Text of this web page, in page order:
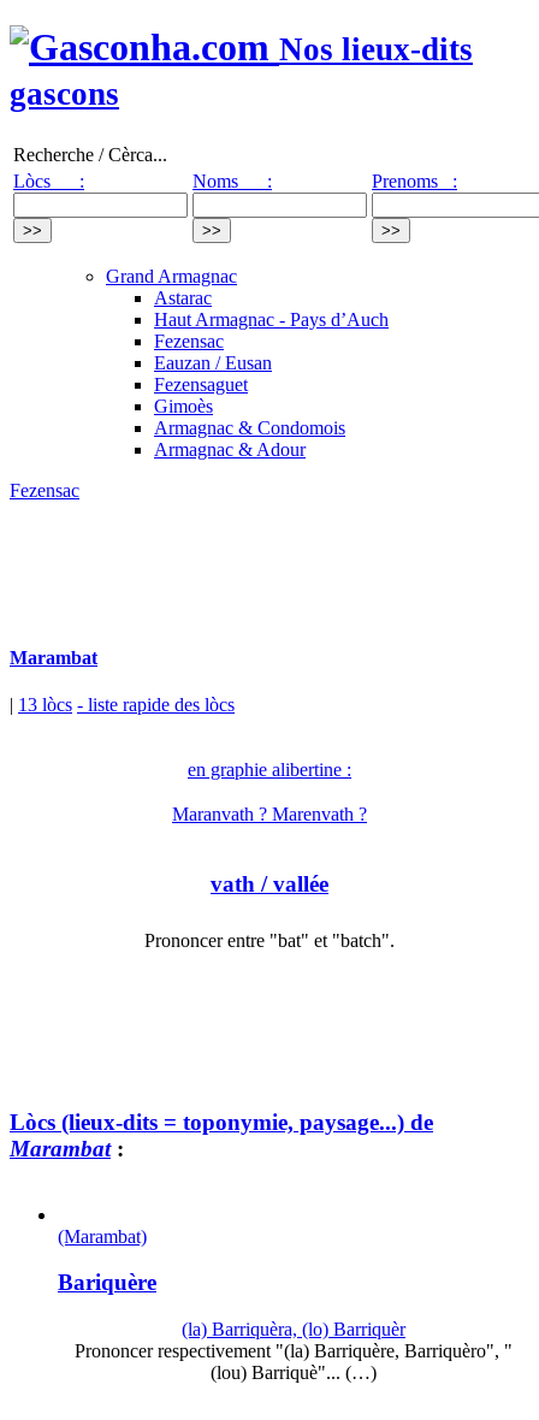
Nos lieux-dits
gascons
Recherche / Cèrca...
Lòcs :
Noms : Prenoms :
Grand Armagnac
Astarac
Haut Armagnac - Pays d’Auch
Fezensac
Eauzan / Eusan
Fezensaguet
Gimoès
Armagnac & Condomois
Armagnac & Adour
Fezensac
Marambat
| 13 lòcs - liste rapide des lòcs
en graphie alibertine :
Maranvath ? Marenvath ?
vath / vallée
Prononcer entre "bat" et "batch".
Lòcs (lieux-dits = toponymie, paysage...) de
Marambat:
(Marambat)
Bariquère
(la) Barriquèra, (lo) Barriquèr
Prononcer respectivement "(la) Barriquère, Barriquèro", "
(lou) Barriquè"... (…)